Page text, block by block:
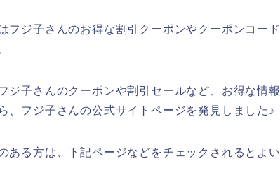
フジ子さんのお得な割引クーポンやクーポンコード
ジ子さんのクーポンや割引セールなど、お得な情報
、フジ子さんの公式サイトページを発見しました♪
ある方は、下記ページなどをチェックされるとよい